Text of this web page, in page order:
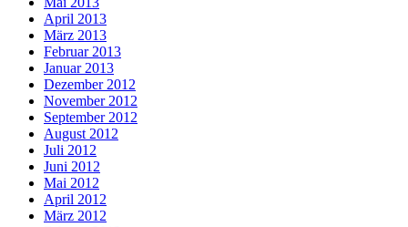
April 2013
März 2013
Februar 2013
Januar 2013
Dezember 2012
November 2012
September 2012
August 2012
Juli 2012
Juni 2012
Mai 2012
April 2012
März 2012